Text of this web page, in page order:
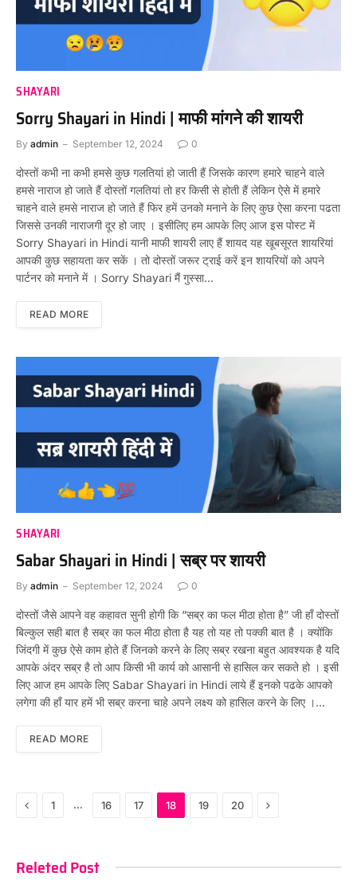
SHAYARI
Sorry Shayari in Hindi | माफी मांगने की शायरी
By admin September 12, 2024 0
दोस्तों कभी ना कभी हमसे कुछ गलतियां हो जाती हैं जिसके कारण हमारे चाहने वाले
हमसे नाराज हो जाते हैं दोस्तों गलतियां तो हर किसी से होती हैं लेकिन ऐसे में हमारे
चाहने वाले हमसे नाराज हो जाते हैं फिर हमें उनको मनाने के लिए कुछ ऐसा करना पढता
जिससे उनकी नाराजगी दूर हो जाए । इसीलिए हम आपके लिए आज इस पोस्ट में
Sorry Shayari in Hindi यानी माफी शायरी लाए हैं शायद यह खूबसूरत शायरियां
आपकी कुछ सहायता कर सकें । तो दोस्तों जरूर ट्राई करें इन शायरियों को अपने
पार्टनर को मनाने में । Sorry Shayari मैं गुस्सा…
READ MORE
SHAYARI
Sabar Shayari in Hindi | सब्र पर शायरी
By admin September 12, 2024 0
दोस्तों जैसे आपने वह कहावत सुनी होगी कि “सब्र का फल मीठा होता है” जी हाँ दोस्तों
बिल्कुल सही बात है सब्र का फल मीठा होता है यह तो यह तो पक्की बात है । क्योंकि
जिंदगी में कुछ ऐसे काम होते हैं जिनको करने के लिए सब्र रखना बहुत आवश्यक है यदि
आपके अंदर सब्र है तो आप किसी भी कार्य को आसानी से हासिल कर सकते हो । इसी
लिए आज हम आपके लिए Sabar Shayari in Hindi लाये हैं इनको पढके आपको
लगेगा की हाँ यार हमें भी सब्र करना चाहे अपने लक्ष्य को हासिल करने के लिए ।…
READ MORE
Previous
1 … 16 17 18 19 20 Next
Releted Post